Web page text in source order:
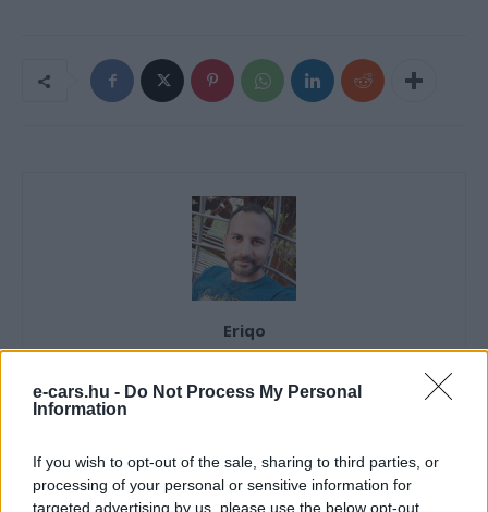
e-cars.hu - Do Not Process My Personal
Information
If you wish to opt-out of the sale, sharing to third parties, or
processing of your personal or sensitive information for
targeted advertising by us, please use the below opt-out
Eriqo
kütyü és immár e-autó rajongó!
KAPCSOLÓDÓ CIKKEK TÖBB A SZERZŐTŐL